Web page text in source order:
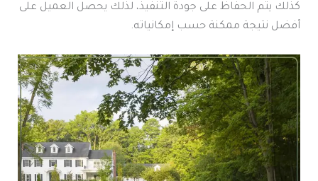
كذلك يتم الحفاظ على جودة التنفيذ، لذلك يحصل العميل على
أفضل نتيجة ممكنة حسب إمكانياته.